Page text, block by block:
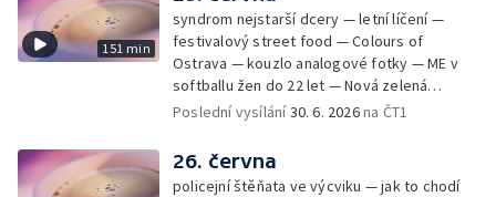
151 min
syndrom nejstarší dcery — letní líčení —
festivalový street food — Colours of
Ostrava — kouzlo analogové fotky — ME v
softballu žen do 22 let — Nová zelená
úsporám — Global Teacher Prize Czech
Poslední vysílání30. 6. 2026na ČT1
26. června
policejní štěňata ve výcviku — jak to chodí